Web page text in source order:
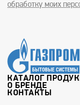
обработку моих
КАТАЛОГ
О БРЕНДЕ
КОНТАКТЫ